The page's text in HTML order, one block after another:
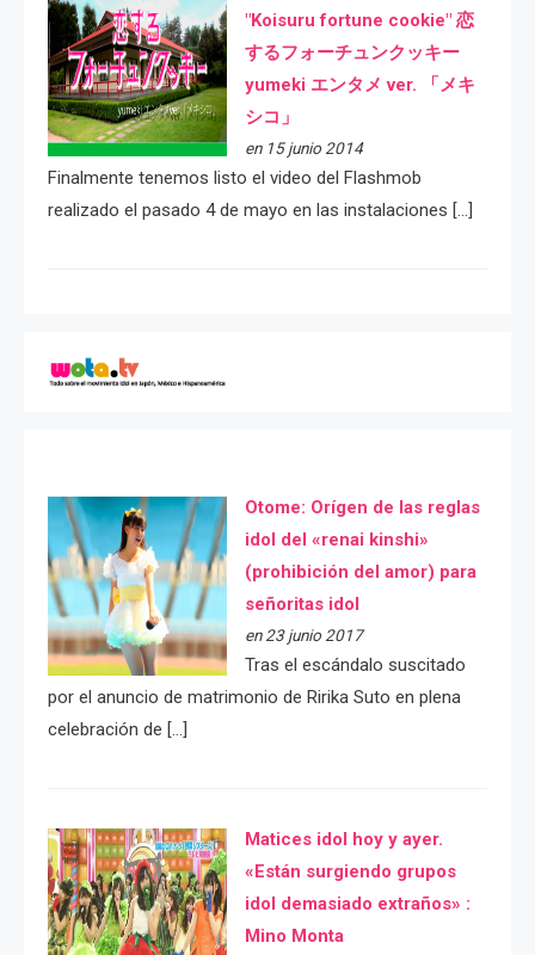
"Koisuru fortune cookie" 恋
するフォーチュンクッキー
yumeki エンタメ ver. 「メキ
シコ」
en 15 junio 2014
Finalmente tenemos listo el video del Flashmob
realizado el pasado 4 de mayo en las instalaciones […]
Otome: Orígen de las reglas
idol del «renai kinshi»
(prohibición del amor) para
señoritas idol
en 23 junio 2017
Tras el escándalo suscitado
por el anuncio de matrimonio de Ririka Suto en plena
celebración de […]
Matices idol hoy y ayer.
«Están surgiendo grupos
idol demasiado extraños» :
Mino Monta